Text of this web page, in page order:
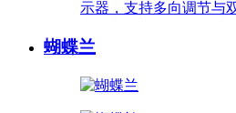
蝴蝶兰